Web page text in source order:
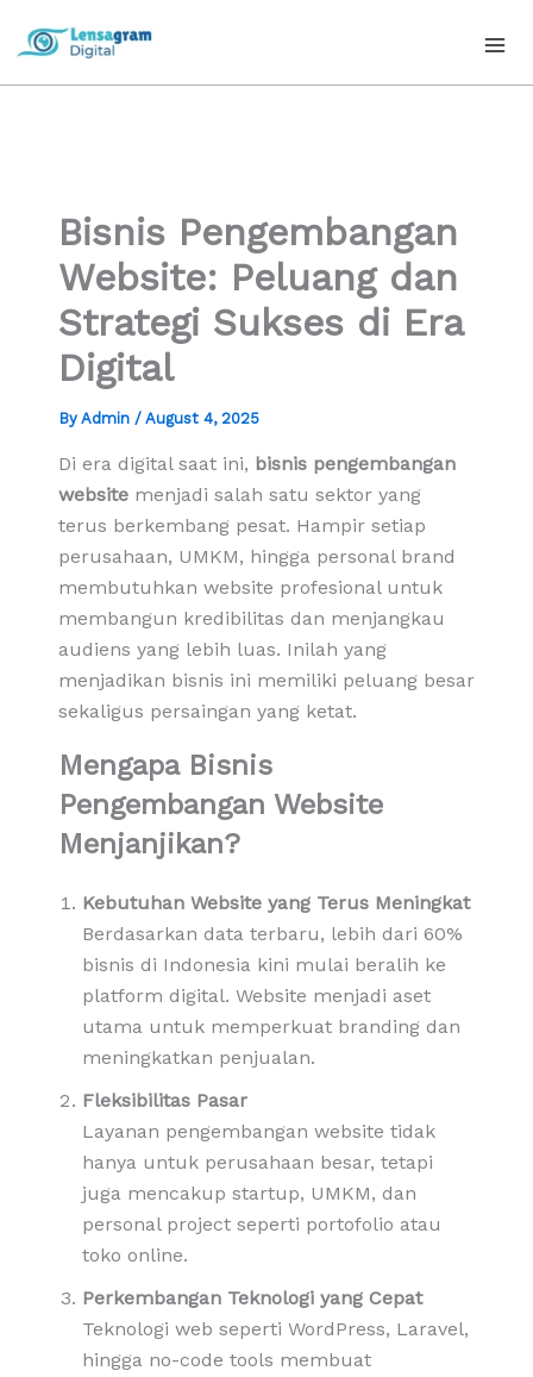
Bisnis Pengembangan
Website: Peluang dan
Strategi Sukses di Era
Digital
By Admin / August 4, 2025
Di era digital saat ini, bisnis pengembangan
websitemenjadi salah satu sektor yang
terus berkembang pesat. Hampir setiap
perusahaan, UMKM, hingga personal brand
membutuhkan website profesional untuk
membangun kredibilitas dan menjangkau
audiens yang lebih luas. Inilah yang
menjadikan bisnis ini memiliki peluang besar
sekaligus persaingan yang ketat.
Mengapa Bisnis
Pengembangan Website
Menjanjikan?
Kebutuhan Website yang Terus Meningkat
Berdasarkan data terbaru, lebih dari 60%
bisnis di Indonesia kini mulai beralih ke
platform digital. Website menjadi aset
utama untuk memperkuat branding dan
meningkatkan penjualan.
Fleksibilitas Pasar
Layanan pengembangan website tidak
hanya untuk perusahaan besar, tetapi
juga mencakup startup, UMKM, dan
personal project seperti portofolio atau
toko online.
Perkembangan Teknologi yang Cepat
Teknologi web seperti WordPress, Laravel,
hingga no-code tools membuat